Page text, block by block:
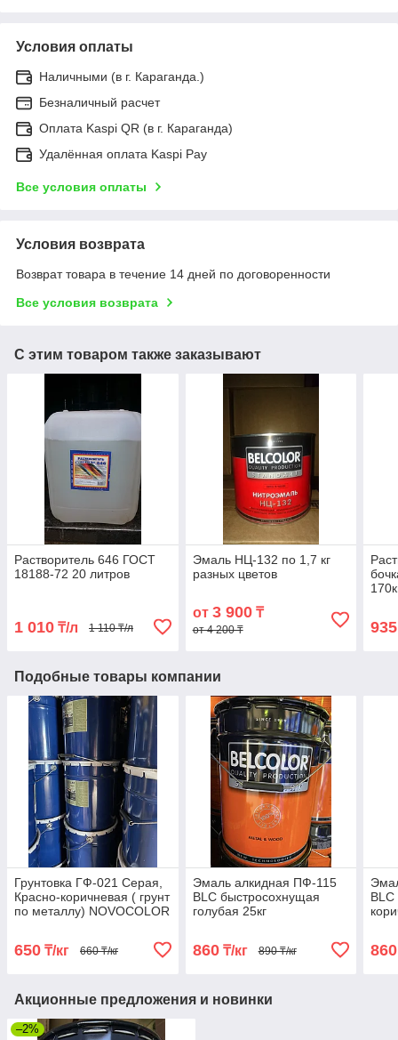
Условия оплаты
Наличными (в г. Караганда.)
Безналичный расчет
Оплата Kaspi QR (в г. Караганда)
Удалённая оплата Kaspi Pay
Все условия оплаты
Условия возврата
Возврат товара в течение 14 дней по договоренности
Все условия возврата
С этим товаром также заказывают
Растворитель 646 ГОСТ
18188-72 20 литров
1 010 ₸/л 1 110 ₸/л
Эмаль НЦ-132 по 1,7 кг
разных цветов
от 3 900₸
от 4 200 ₸ 935
Подобные товары компании
Грунтовка ГФ-021 Серая,
Красно-коричневая ( грунт
по металлу) NOVOCOLOR
650 ₸/кг 660 ₸/кг
Эмаль алкидная ПФ-115
BLC быстросохнущая
голубая 25кг
860₸/кг 890 ₸/кг 860
Акционные предложения и новинки
–2%